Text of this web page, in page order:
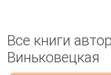
Все книги
Виньковецкая